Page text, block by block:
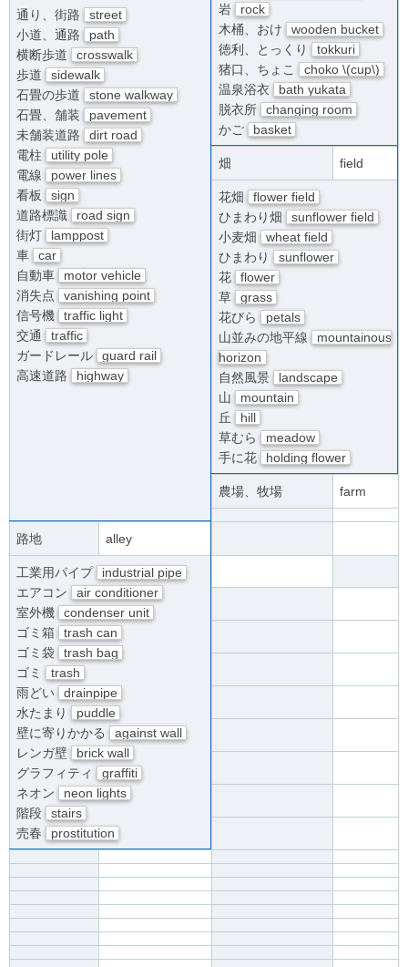
岩
rock
木桶、おけ
wooden bucket
徳利、とっくり
tokkuri
猪口、ちょこ
choko \(cup\)
温泉浴衣
bath yukata
脱衣所
changing room
かご
basket
通り、街路
street
小道、通路
path
横断歩道
crosswalk
歩道
sidewalk
石畳の歩道
stone walkway
石畳、舗装
pavement
未舗装道路
dirt road
電柱
utility pole
電線
power lines
看板
sign
道路標識
road sign
街灯
lamppost
車
car
自動車
motor vehicle
消失点
vanishing point
信号機
traffic light
交通
traffic
ガードレール
guard rail
高速道路
highway
畑 field
花畑
flower field
ひまわり畑
sunflower field
小麦畑
wheat field
ひまわり
sunflower
花
flower
草
grass
花びら
petals
山並みの地平線
mountainous
horizon
自然風景
landscape
山
mountain
丘
hill
草むら
meadow
手に花
holding flower
農場、牧場 farm
路地 alley
工業用パイプ
industrial pipe
エアコン
air conditioner
室外機
condenser unit
ゴミ箱
trash can
ゴミ袋
trash bag
ゴミ
trash
雨どい
drainpipe
水たまり
puddle
壁に寄りかかる
against wall
レンガ壁
brick wall
グラフィティ
graffiti
ネオン
neon lights
階段
stairs
売春
prostitution